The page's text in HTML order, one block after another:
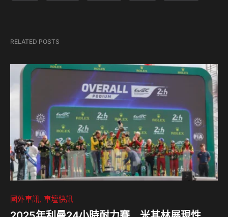
RELATED POSTS
國外車訊 車壇快訊